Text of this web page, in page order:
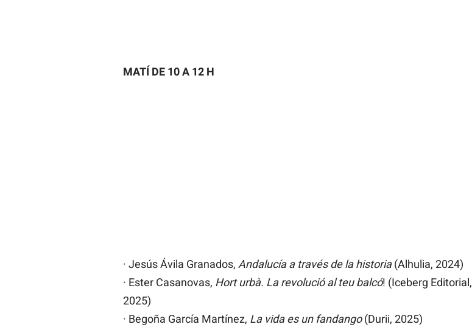
MATÍ DE 10 A 12 H
· Jesús Ávila Granados, Andalucía a través de la historia(Alhulia, 2024)
· Ester Casanovas, Hort urbà. La revolució al teu balcó! (Iceberg Editorial,
2025)
· Begoña García Martínez, La vida es un fandango(Durii, 2025)